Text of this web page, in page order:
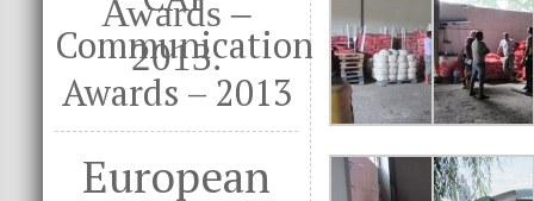
Communication
Awards – 2013
European